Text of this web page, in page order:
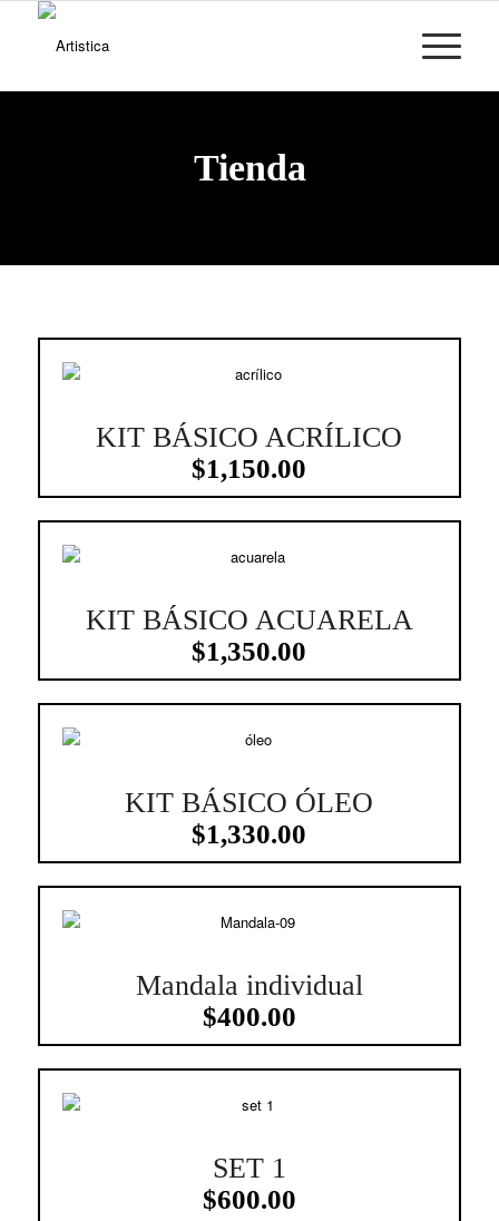
Tienda
2.95
KIT BÁSICO ACRÍLICO
$1,150.00
2.73
KIT BÁSICO ACUARELA
$1,350.00
KIT BÁSICO ÓLEO
$1,330.00
Mandala individual
$400.00
3.12
SET 1
$600.00